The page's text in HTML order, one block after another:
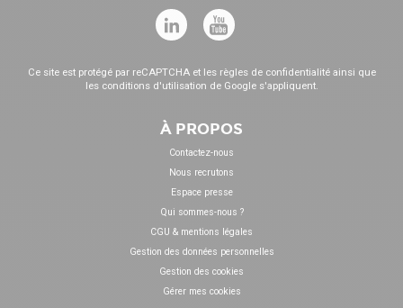
Ce site est protégé par reCAPTCHA et les règles de confidentialitéainsi que
les conditions d'utilisation de Google s'appliquent.
À PROPOS
Contactez-nous
Nous recrutons
Espace presse
Qui sommes-nous ?
CGU & mentions légales
Gestion des données personnelles
Gestion des cookies
Gérer mes cookies